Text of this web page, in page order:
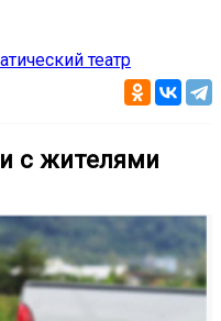
театр
с жителями